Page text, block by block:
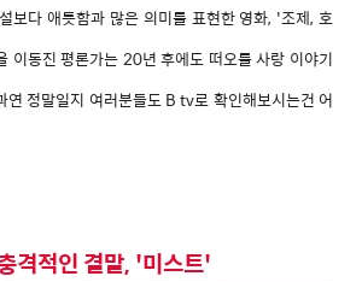
보다 애틋함과 많은 의미를 표현한 영화, '조제, 호
이동진 평론가는 20년 후에도 떠오를 사랑 이야기
연 정말일지 여러분들도 B tv로 확인해보시는건 어
격적인 결말, '미스트'